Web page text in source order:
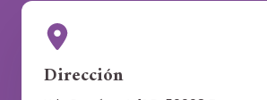
Dirección